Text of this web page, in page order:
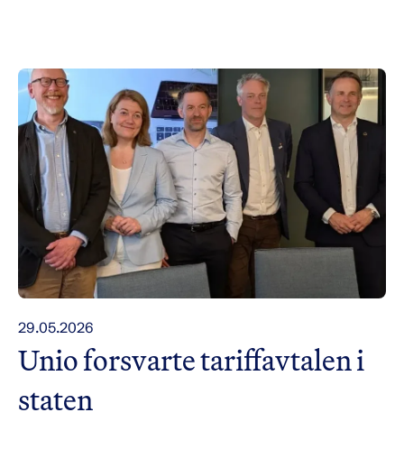
29.05.2026
Unio forsvarte tariffavtalen i
staten